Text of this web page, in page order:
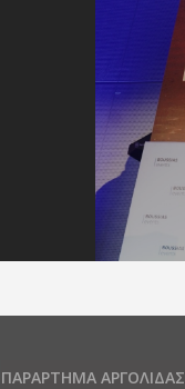
ΠΑΡΑΡΤΗΜΑ ΑΡΓΟΛΙΔΑΣ